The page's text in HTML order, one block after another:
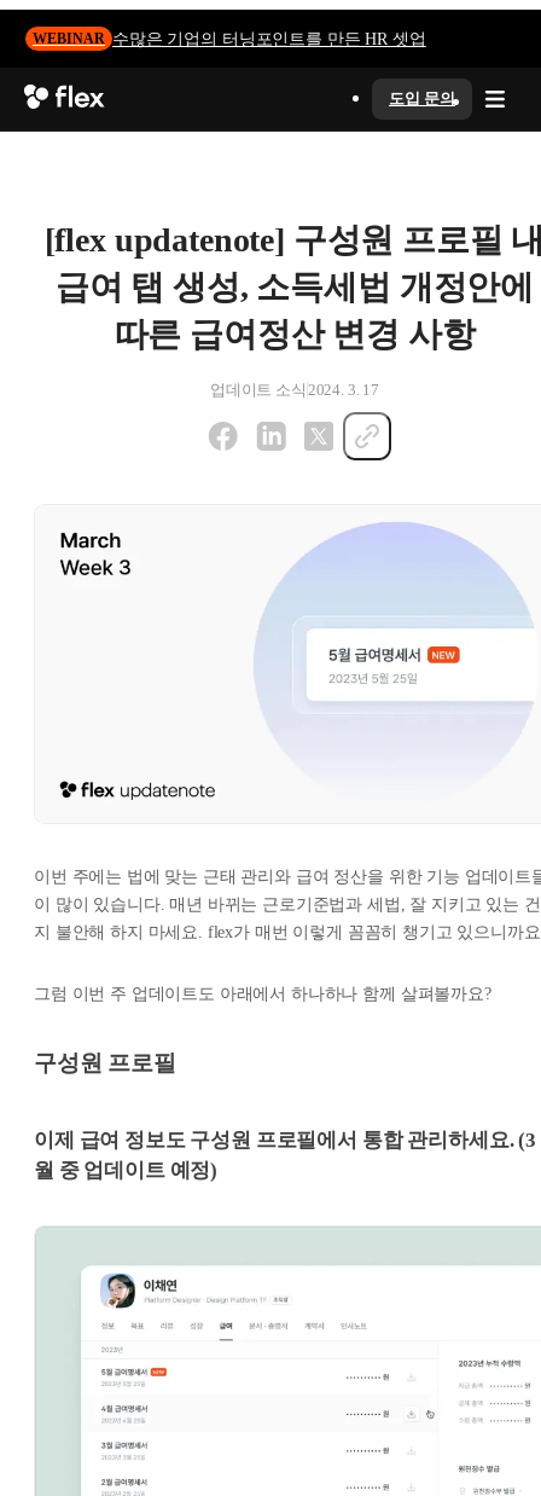
WEBINAR 수많은 기업의 터닝포인트를 만든 HR 셋업
도입 문의
[flex updatenote] 구성원 프로필
급여 탭 생성, 소득세법 개정안에
따른 급여정산 변경 사항
업데이트 소식 2024. 3. 17
이번 주에는 법에 맞는 근태 관리와 급여 정산을 위한 기능 업데이트
이 많이 있습니다. 매년 바뀌는 근로기준법과 세법, 잘 지키고 있는 건
지 불안해 하지 마세요. flex가 매번 이렇게 꼼꼼히 챙기고 있으니까
그럼 이번 주 업데이트도 아래에서 하나하나 함께 살펴볼까요?
구성원 프로필
이제 급여 정보도 구성원 프로필에서 통합 관리하세요. (3
월 중 업데이트 예정)